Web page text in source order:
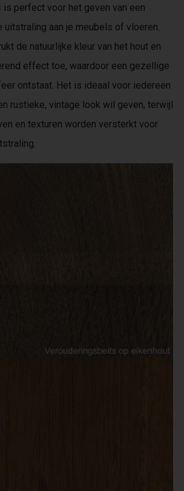
is perfect voor het geven van een
aan je meubels of vloeren.
de natuurlijke kleur van het hout en
effect toe, waardoor een gezellige
ontstaat. Het is ideaal voor iedereen
rustieke, vintage look wil geven, terwijl
en texturen worden versterkt voor